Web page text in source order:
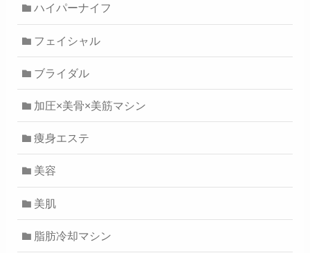
ハイパーナイフ
フェイシャル
ブライダル
加圧×美骨×美筋マシン
痩身エステ
美容
美肌
脂肪冷却マシン